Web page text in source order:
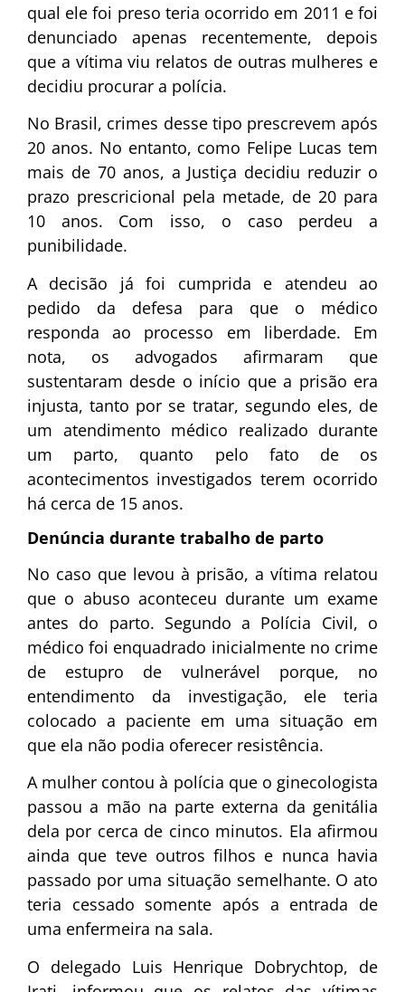
qual ele foi preso teria ocorrido em 2011 e foi
denunciado apenas recentemente, depois
que a vítima viu relatos de outras mulheres e
decidiu procurar a polícia.
No Brasil, crimes desse tipo prescrevem após
20 anos. No entanto, como Felipe Lucas tem
mais de 70 anos, a Justiça decidiu reduzir o
prazo prescricional pela metade, de 20 para
10 anos. Com isso, o caso perdeu a
punibilidade.
A decisão já foi cumprida e atendeu ao
pedido da defesa para que o médico
responda ao processo em liberdade. Em
nota, os advogados afirmaram que
sustentaram desde o início que a prisão era
injusta, tanto por se tratar, segundo eles, de
um atendimento médico realizado durante
um parto, quanto pelo fato de os
acontecimentos investigados terem ocorrido
há cerca de 15 anos.
Denúncia durante trabalho de parto
No caso que levou à prisão, a vítima relatou
que o abuso aconteceu durante um exame
antes do parto. Segundo a Polícia Civil, o
médico foi enquadrado inicialmente no crime
de estupro de vulnerável porque, no
entendimento da investigação, ele teria
colocado a paciente em uma situação em
que ela não podia oferecer resistência.
A mulher contou à polícia que o ginecologista
passou a mão na parte externa da genitália
dela por cerca de cinco minutos. Ela afirmou
ainda que teve outros filhos e nunca havia
passado por uma situação semelhante. O ato
teria cessado somente após a entrada de
uma enfermeira na sala.
O delegado Luis Henrique Dobrychtop, de